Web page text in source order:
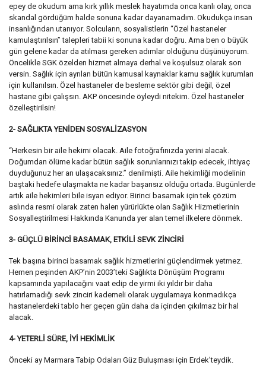
epey de okudum ama kırk yıllık meslek hayatımda onca kanlı olay, onca
skandal gördüğüm halde sonuna kadar dayanamadım. Okudukça insan
insanlığından utanıyor. Solcuların, sosyalistlerin “Özel hastaneler
kamulaştırılsın” talepleri tabii ki sonuna kadar doğru. Ama ben o büyük
gün gelene kadar da atılması gereken adımlar olduğunu düşünüyorum.
Öncelikle SGK özelden hizmet almaya derhal ve koşulsuz olarak son
versin. Sağlık için ayrılan bütün kamusal kaynaklar kamu sağlık kurumları
için kullanılsın. Özel hastaneler de besleme sektör gibi değil, özel
hastane gibi çalışsın. AKP öncesinde öyleydi nitekim. Özel hastaneler
özelleştirilsin!
2- SAĞLIKTA YENİDEN SOSYALİZASYON
“Herkesin bir aile hekimi olacak. Aile fotoğrafınızda yerini alacak.
Doğumdan ölüme kadar bütün sağlık sorunlarınızı takip edecek, ihtiyaç
duyduğunuz her an ulaşacaksınız.” denilmişti. Aile hekimliği modelinin
baştaki hedefe ulaşmakta ne kadar başarısız olduğu ortada. Bugünlerde
artık aile hekimleri bile isyan ediyor. Birinci basamak için tek çözüm
aslında resmi olarak zaten halen yürürlükte olan Sağlık Hizmetlerinin
Sosyalleştirilmesi Hakkında Kanunda yer alan temel ilkelere dönmek.
3- GÜÇLÜ BİRİNCİ BASAMAK, ETKİLİ SEVK ZİNCİRİ
Tek başına birinci basamak sağlık hizmetlerini güçlendirmek yetmez.
Hemen peşinden AKP’nin 2003’teki Sağlıkta Dönüşüm Programı
kapsamında yapılacağını vaat edip de yirmi iki yıldır bir daha
hatırlamadığı sevk zinciri kademeli olarak uygulamaya konmadıkça
hastanelerdeki tablo her geçen gün daha da içinden çıkılmaz bir hal
alacak.
4- YETERLİ SÜRE, İYİ HEKİMLİK
Önceki ay Marmara Tabip Odaları Güz Buluşması için Erdek’teydik.